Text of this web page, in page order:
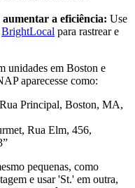
a eficiência: Use
BrightLocal para rastrear e
unidades em Boston e
aparecesse como:
Principal, Boston, MA,
Rua Elm, 456,
pequenas, como
e usar 'St.' em outra,